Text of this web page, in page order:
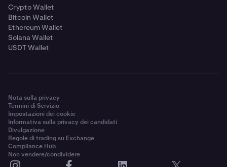
Crypto Wallet
Bitcoin Wallet
Ethereum Wallet
Solana Wallet
USDT Wallet
Nota sulla privacy
Termini di Servizio
Impostazioni dei cookie
Informativa sulla privacy dei candidati
Divulgazione
Regole di trading su Exchange
Compliance Hub
Non vendere/condividere